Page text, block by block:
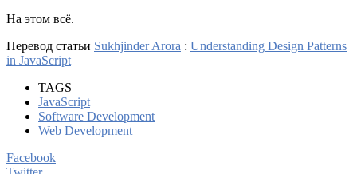
На этом всё.
Перевод статьи Sukhjinder Arora : Understanding Design Patterns
in JavaScript
TAGS
JavaScript
Software Development
Web Development
Facebook